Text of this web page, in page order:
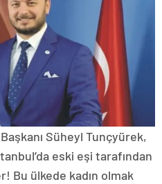
Süheyl Tunçyürek,
eski eşi tarafından
Bu ülkede kadın olmak